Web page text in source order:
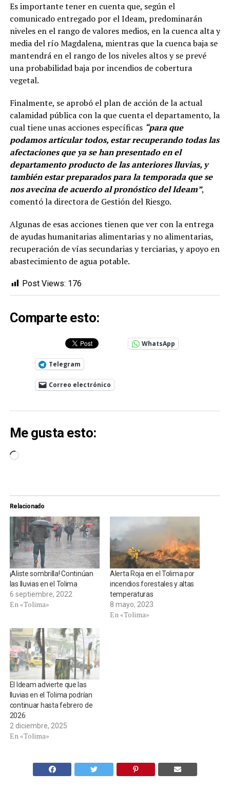
Es importante tener en cuenta que, según el
comunicado entregado por el Ideam, predominarán
niveles en el rango de valores medios, en la cuenca alta y
media del río Magdalena, mientras que la cuenca baja se
mantendrá en el rango de los niveles altos y se prevé
una probabilidad baja por incendios de cobertura
vegetal.
Finalmente, se aprobó el plan de acción de la actual
calamidad pública con la que cuenta el departamento, la
cual tiene unas acciones específicas “para que
podamos articular todos, estar recuperando todas las
afectaciones que ya se han presentado en el
departamento producto de las anteriores lluvias, y
también estar preparados para la temporada que se
nos avecina de acuerdo al pronóstico del Ideam”,
comentó la directora de Gestión del Riesgo.
Algunas de esas acciones tienen que ver con la entrega
de ayudas humanitarias alimentarias y no alimentarias,
recuperación de vías secundarias y terciarias, y apoyo en
abastecimiento de agua potable.
Post Views: 176
Comparte esto:
WhatsApp
Telegram
Correo electrónico
Me gusta esto:
Cargando...
Relacionado
¡Aliste sombrilla! Continúan
las lluvias en el Tolima
6 septiembre, 2022
En «Tolima»
Alerta Roja en el Tolima por
incendios forestales y altas
temperaturas
8 mayo, 2023
En «Tolima»
El Ideam advierte que las
lluvias en el Tolima podrían
continuar hasta febrero de
2026
2 diciembre, 2025
En «Tolima»